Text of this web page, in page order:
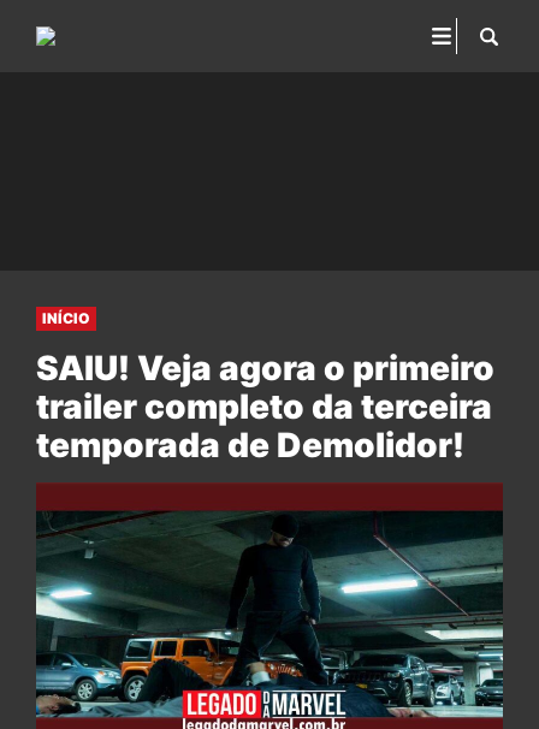
INÍCIO
SAIU! Veja agora o primeiro
trailer completo da terceira
temporada de Demolidor!